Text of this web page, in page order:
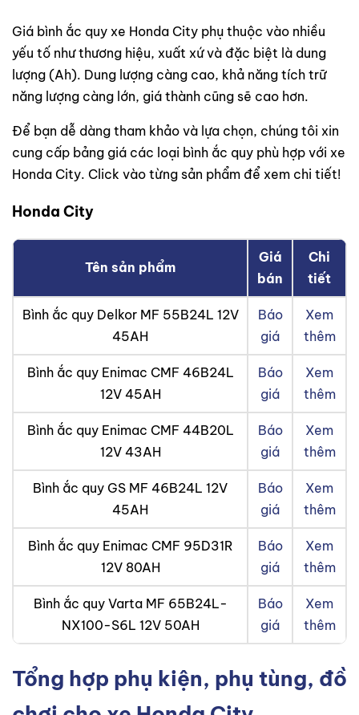
Giá bình ắc quy xe Honda City phụ thuộc vào nhiều
yếu tố như thương hiệu, xuất xứ và đặc biệt là dung
lượng (Ah). Dung lượng càng cao, khả năng tích trữ
năng lượng càng lớn, giá thành cũng sẽ cao hơn.
Để bạn dễ dàng tham khảo và lựa chọn, chúng tôi xin
cung cấp bảng giá các loại bình ắc quy phù hợp với xe
Honda City. Click vào từng sản phẩm để xem chi tiết!
Honda City
Tên sản phẩm
Giá
bán
Chi
tiết
Bình ắc quy Delkor MF 55B24L 12V
45AH
Báo
giá
Xem
thêm
Bình ắc quy Enimac CMF 46B24L
12V 45AH
Báo
giá
Xem
thêm
Bình ắc quy Enimac CMF 44B20L
12V 43AH
Báo
giá
Xem
thêm
Bình ắc quy GS MF 46B24L 12V
45AH
Báo
giá
Xem
thêm
Bình ắc quy Enimac CMF 95D31R
12V 80AH
Báo
giá
Xem
thêm
Bình ắc quy Varta MF 65B24L-
NX100-S6L 12V 50AH
Báo
giá
Xem
thêm
Tổng hợp phụ kiện, phụ tùng, đồ